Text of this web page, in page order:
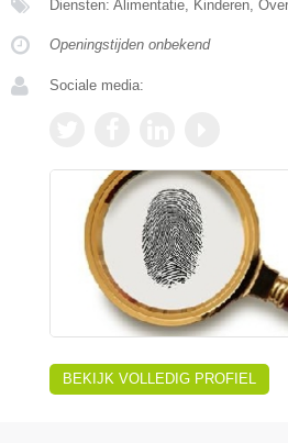
Diensten: Alimentatie, Kinderen,
Openingstijden onbekend
Sociale media:
BEKIJK VOLLEDIG PROFIEL